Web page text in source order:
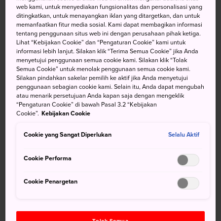
prakarsa Kota Towada untuk merevitalisasi kota lewat
karya seni. Konsepnya adalah pengalaman seni yang
berpadu dengan suasana kota dan alam di sekitarnya.
Jangan Lewatkan
Pameran di luar museum yang menyatu dengan
kota di sekitarnya
Karya unik Erwin Wurm, "Fat House"
spektakuler
Menuju Lokasi
web kami, untuk menyediakan fungsionalitas dan personalisasi yang
ditingkatkan, untuk menayangkan iklan yang ditargetkan, dan untuk
memanfaatkan fitur media sosial. Kami dapat membagikan informasi
tentang penggunaan situs web ini dengan perusahaan pihak ketiga.
Lihat “Kebijakan Cookie” dan “Pengaturan Cookie” kami untuk
informasi lebih lanjut. Silakan klik “Terima Semua Cookie” jika Anda
menyetujui penggunaan semua cookie kami. Silakan klik “Tolak
Semua Cookie” untuk menolak penggunaan semua cookie kami.
Silakan pindahkan sakelar pemilih ke aktif jika Anda menyetujui
penggunaan sebagian cookie kami. Selain itu, Anda dapat mengubah
atau menarik persetujuan Anda kapan saja dengan mengeklik
“Pengaturan Cookie” di bawah Pasal 3.2 “Kebijakan
Cookie”. Kebijakan Cookie
Cookie yang Sangat Diperlukan Selalu Aktif
Cookie Performa
Cookie Penargetan